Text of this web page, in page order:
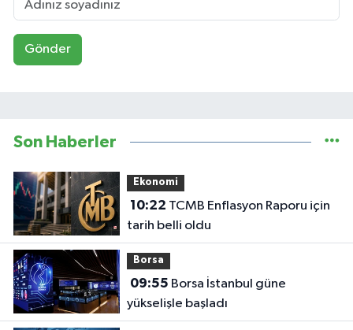
Gönder
Son Haberler
Ekonomi
10:22
tarih belli oldu
Borsa
09:55
yükselişle başladı